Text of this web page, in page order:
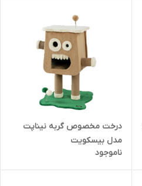
درخت مخصوص گربه نیناپت
مدل بیسکویت
ناموجود